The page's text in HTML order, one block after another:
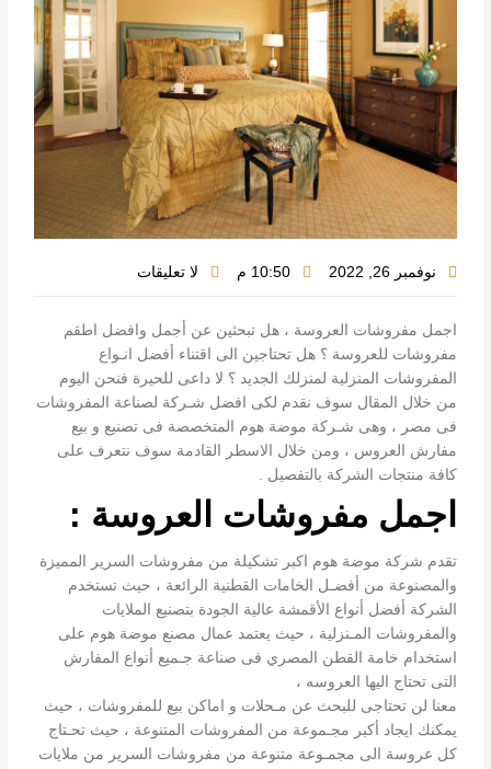
نوفمبر 26, 2022 10:50 م لا تعليقات
اجمل مفروشات العروسة ، هل تبحثين عن أجمل وافضل اطقم
مفروشات للعروسة ؟ هل تحتاجين الى اقتناء أفضل انـواع
المفروشات المنزلية لمنزلك الجديد ؟ لا داعى للحيرة فنحن اليوم
من خلال المقال سوف نقدم لكى افضل شـركة لصناعة المفروشات
فى مصر ، وهى شـركة موضة هوم المتخصصة فى تصنيع و بيع
مفارش العروس ، ومن خلال الاسطر القادمة سوف نتعرف على
كافة منتجات الشركة بالتفصيل .
اجمل مفروشات العروسة :
تقدم شركة موضة هوم اكبر تشكيلة من مفروشات السرير المميزة
والمصنوعة من أفضـل الخامات القطنية الرائعة ، حيث تستخدم
الشركة أفضل أنواع الأقمشة عالية الجودة بتصنيع الملايات
والمفروشات المـنزلية ، حيث يعتمد عمال مصنع موضة هوم على
استخدام خامة القطن المصري فى صناعة جـميع أنواع المفارش
التى تحتاج اليها العروسه ،
معنا لن تحتاجى للبحث عن مـحلات و اماكن بيع للمفروشات ، حيث
يمكنك ايجاد أكبر مجـموعة من المفروشات المتنوعة ، حيث تحـتاج
كل عروسة الى مجمـوعة متنوعة من مفروشات السرير من ملايات